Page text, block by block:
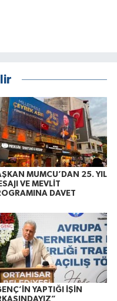
MUMCU’DAN 25. YIL
VE MEVLİT
DAVET
YAPTIĞI İŞİN